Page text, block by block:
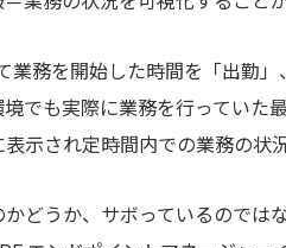
業務を開始した時間を「出勤
でも実際に業務を行っていた
示され定時間内での業務の
どうか、サボっているので